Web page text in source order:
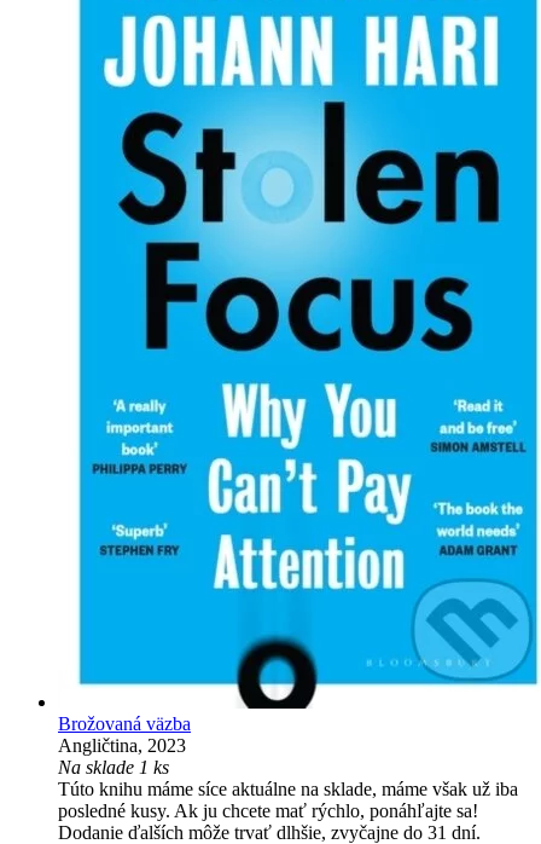
Brožovaná väzba
Angličtina, 2023
Na sklade 1 ks
Túto knihu máme síce aktuálne na sklade, máme však už iba
posledné kusy. Ak ju chcete mať rýchlo, ponáhľajte sa!
Dodanie ďalších môže trvať dlhšie, zvyčajne do 31 dní.